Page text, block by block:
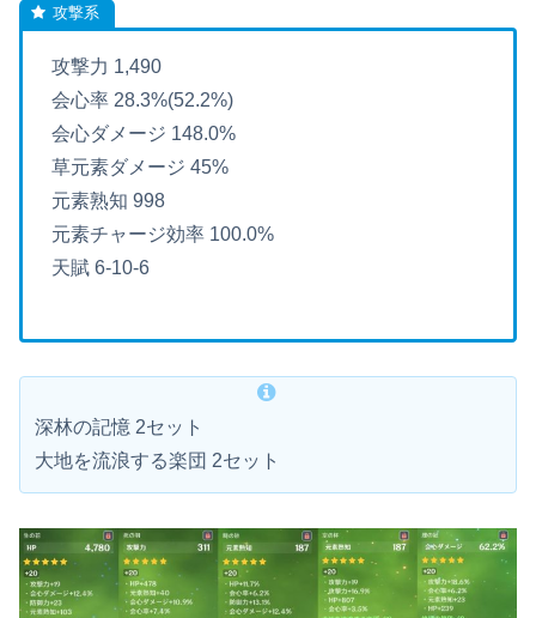
攻撃力 1,490
会心率 28.3%(52.2%)
会心ダメージ 148.0%
草元素ダメージ 45%
元素熟知 998
元素チャージ効率 100.0%
天賦 6-10-6
深林の記憶 2セット
大地を流浪する楽団 2セット